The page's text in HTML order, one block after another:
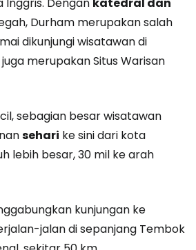
Durham merupakan salah
dikunjungi wisatawan di
merupakan Situs Warisan
sebagian besar wisatawan
sehari ke sini dari kota
lebih besar, 30 mil ke arah
kunjungan ke
jalan di sepanjang Tembok